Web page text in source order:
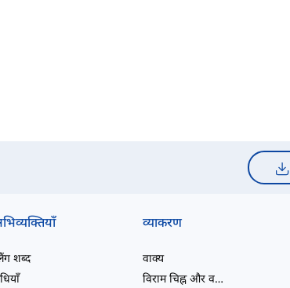
शब्द
व्याकरण
वाक्य
विराम चिह्न और वर्तनी